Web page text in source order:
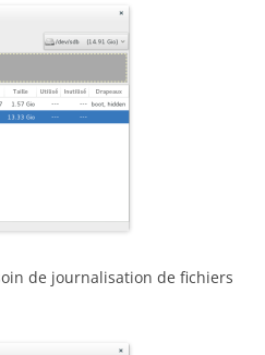
de journalisation de fichiers